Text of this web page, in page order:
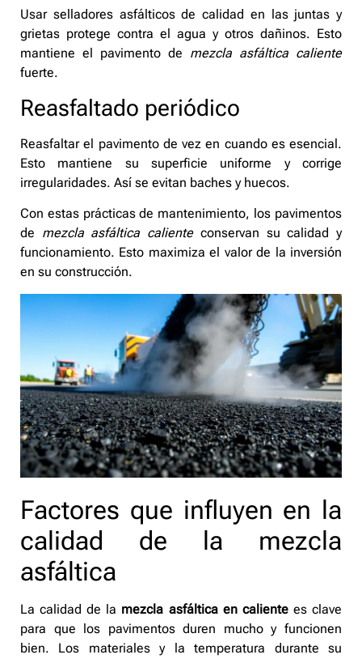
Usar selladores asfálticos de calidad en las juntas y
grietas protege contra el agua y otros dañinos. Esto
mantiene el pavimento de mezcla asfáltica caliente
fuerte.
Reasfaltado periódico
Reasfaltar el pavimento de vez en cuando es esencial.
Esto mantiene su superficie uniforme y corrige
irregularidades. Así se evitan baches y huecos.
Con estas prácticas de mantenimiento, los pavimentos
de mezcla asfáltica calienteconservan su calidad y
funcionamiento. Esto maximiza el valor de la inversión
en su construcción.
Factores que influyen en la
calidad de la mezcla
asfáltica
La calidad de la mezcla asfáltica en calientees clave
para que los pavimentos duren mucho y funcionen
bien. Los materiales y la temperatura durante su